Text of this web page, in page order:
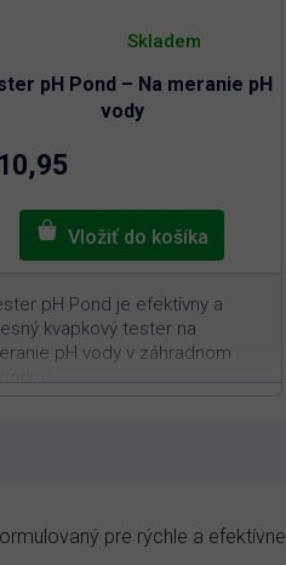
pH Pond – Na meranie pH
vody
hodnotenie
je
5,0
Skladem
pH Pond je efektívny a
kvapkový tester na
pH vody v záhradnom
Jednoduché použitie bez
pre rýchle a efektívne